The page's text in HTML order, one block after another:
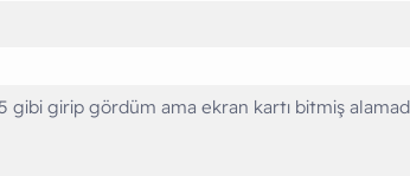
gibi girip gördüm ama ekran kartı bitmiş